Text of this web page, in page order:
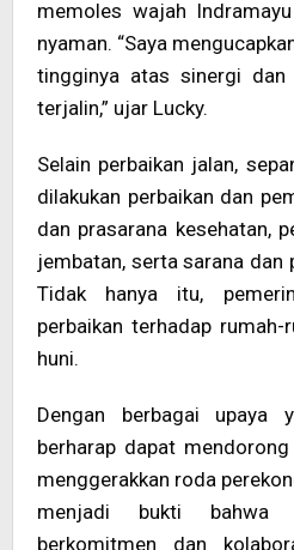
memoles wajah
nyaman. “Saya
tingginya atas sinergi dan
terjalin,” ujar Lucky.
Selain perbaikan jalan,
dilakukan perbaikan dan
dan prasarana kesehatan,
jembatan, serta sarana dan
Tidak hanya itu,
perbaikan terhadap
huni.
Dengan berbagai upaya
berharap dapat
menggerakkan roda
menjadi bukti bahwa
berkomitmen dan